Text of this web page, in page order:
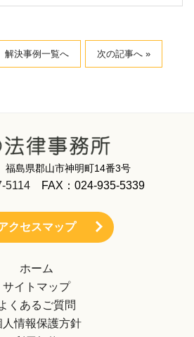
解決事例一覧へ 次の記事へ »
島県郡山市神明町14番3号
5114 FAX：024-935-5339
クセスマップ
ホーム
サイトマップ
くあるご質問
人情報保護方針